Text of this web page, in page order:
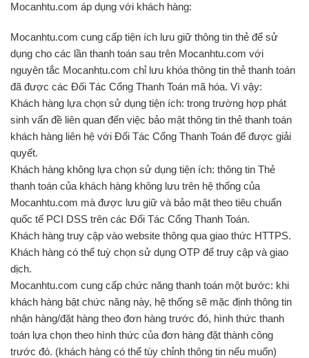
Mocanhtu.com áp dụng với khách hàng:
Mocanhtu.com cung cấp tiện ích lưu giữ thông tin thẻ để sử
dụng cho các lần thanh toán sau trên Mocanhtu.com với
nguyên tắc Mocanhtu.com chỉ lưu khóa thông tin thẻ thanh toán
đã được các Đối Tác Cổng Thanh Toán mã hóa. Vì vậy:
Khách hàng lựa chọn sử dụng tiện ích: trong trường hợp phát
sinh vấn đề liên quan đến việc bảo mật thông tin thẻ thanh toán
khách hàng liên hệ với Đối Tác Cổng Thanh Toán để được giải
quyết.
Khách hàng không lựa chọn sử dụng tiện ích: thông tin Thẻ
thanh toán của khách hàng không lưu trên hệ thống của
Mocanhtu.com mà được lưu giữ và bảo mật theo tiêu chuẩn
quốc tế PCI DSS trên các Đối Tác Cổng Thanh Toán.
Khách hàng truy cập vào website thông qua giao thức HTTPS.
Khách hàng có thể tuỳ chọn sử dụng OTP để truy cập và giao
dịch.
Mocanhtu.com cung cấp chức năng thanh toán một bước: khi
khách hàng bật chức năng này, hệ thống sẽ mặc định thông tin
nhận hàng/đặt hàng theo đơn hàng trước đó, hình thức thanh
toán lựa chọn theo hình thức của đơn hàng đặt thành công
trước đó. (khách hàng có thể tùy chỉnh thông tin nếu muốn)